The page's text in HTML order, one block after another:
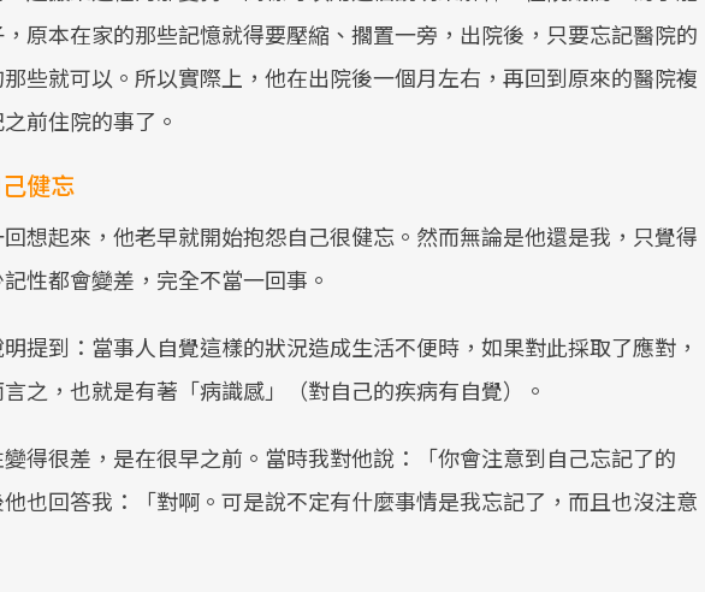
原本在家的那些記憶就得要壓縮、擱置一旁，出院後，只要忘記醫院的
些就可以。所以實際上，他在出院後一個月左右，再回到原來的醫院複
前住院的事了。
健忘
想起來，他老早就開始抱怨自己很健忘。然而無論是他還是我，只覺得
性都會變差，完全不當一回事。
提到：當事人自覺這樣的狀況造成生活不便時，如果對此採取了應對，
之，也就是有著「病識感」（對自己的疾病有自覺）。
得很差，是在很早之前。當時我對他說：「你會注意到自己忘記了的
也回答我：「對啊。可是說不定有什麼事情是我忘記了，而且也沒注意